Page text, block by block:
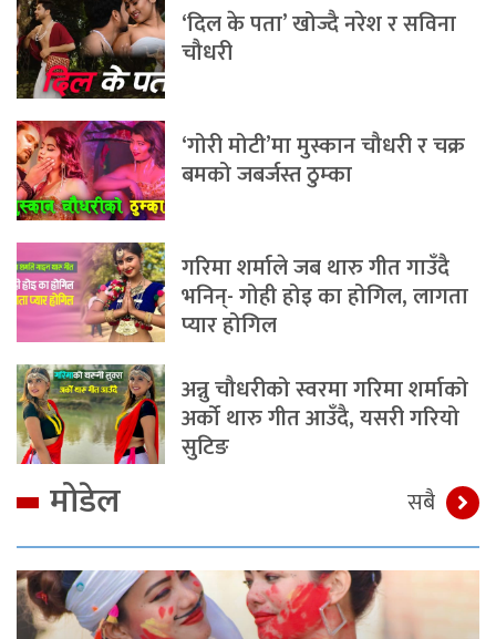
‘दिल के पता’ खोज्दै नरेश र सविना
चौधरी
‘गोरी मोटी’मा मुस्कान चौधरी र चक्र
बमको जबर्जस्त ठुम्का
गरिमा शर्माले जब थारु गीत गाउँदै
भनिन्- गोही होइ का होगिल, लागता
प्यार होगिल
अन्नु चौधरीको स्वरमा गरिमा शर्माको
अर्को थारु गीत आउँदै, यसरी गरियो
सुटिङ
मोडेल सबै